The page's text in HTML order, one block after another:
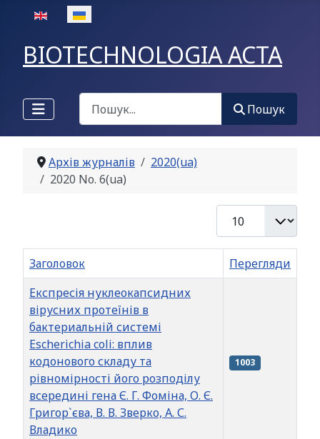
Оберіть свою мову
BIOTECHNOLOGIA ACTA
Пошук
Пошук
Архів журналів
2020(ua)
2020 No. 6(ua)
Заголовок
Перегляди
Експресія нуклеокапсидних
вірусних протеїнів в
бактериальній системі
Escherichia coli: вплив
кодонового складу та
рівномірності його розподілу
всередині гена Є. Г. Фоміна, О. Є.
Григор`єва, В. В. Зверко, А. С.
Владико
1003